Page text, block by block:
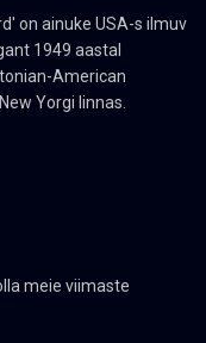
on ainuke USA-s ilmuv
1949 aastal
American
Yorgi linnas.
meie viimaste